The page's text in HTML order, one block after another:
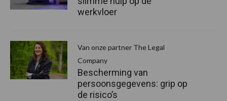
werkvloer
Van onze partner The Legal
Company
Bescherming van
persoonsgegevens: grip op
de risico’s